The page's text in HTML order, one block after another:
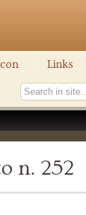
Links
n. 252